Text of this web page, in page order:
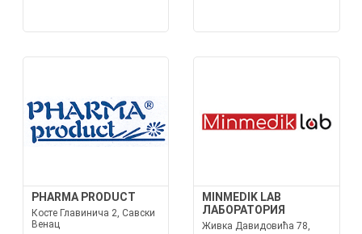
PHARMA PRODUCT
Косте Главинича 2, Савски
Венац
MINMEDIK LAB
ЛАБОРАТОРИЯ
Живка Давидовића 78,